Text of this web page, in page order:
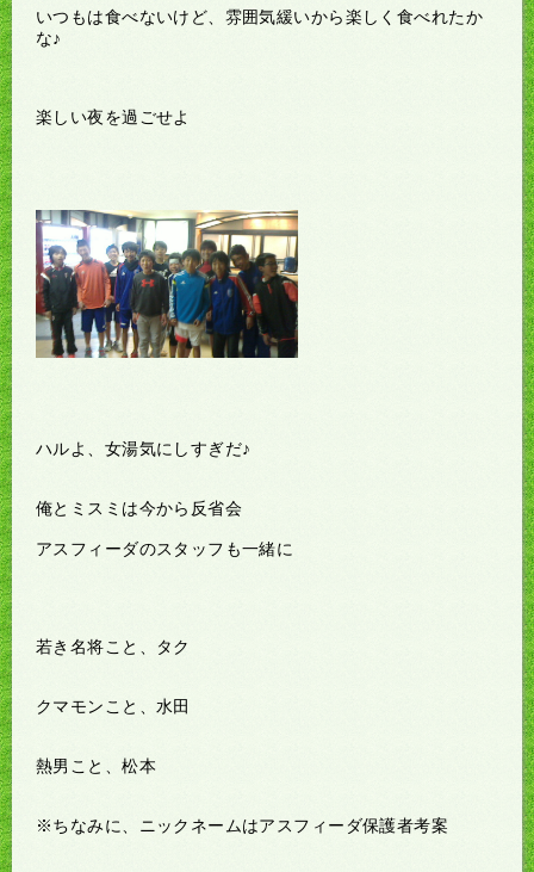
いつもは食べないけど、雰囲気緩いから楽しく食べれたか
な♪
楽しい夜を過ごせよ
ハルよ、女湯気にしすぎだ♪
俺とミスミは今から反省会
アスフィーダのスタッフも一緒に
若き名将こと、タク
クマモンこと、水田
熱男こと、松本
※ちなみに、ニックネームはアスフィーダ保護者考案